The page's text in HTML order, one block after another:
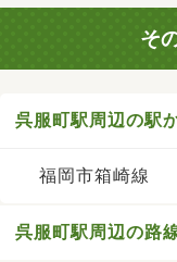
そ
呉服町駅周辺の駅
福岡市箱崎線
呉服町駅周辺の路